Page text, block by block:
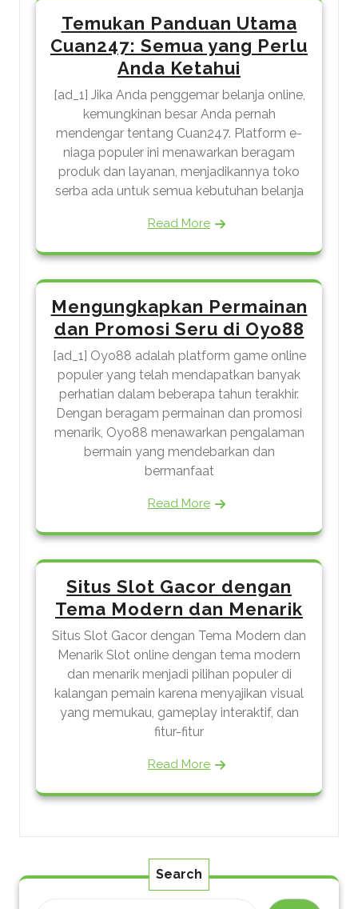
Temukan Panduan Utama
Cuan247: Semua yang Perlu
Anda Ketahui
[ad_1] Jika Anda penggemar belanja online,
kemungkinan besar Anda pernah
mendengar tentang Cuan247. Platform e-
niaga populer ini menawarkan beragam
produk dan layanan, menjadikannya toko
serba ada untuk semua kebutuhan belanja
Read More
Mengungkapkan Permainan
dan Promosi Seru di Oyo88
[ad_1] Oyo88 adalah platform game online
populer yang telah mendapatkan banyak
perhatian dalam beberapa tahun terakhir.
Dengan beragam permainan dan promosi
menarik, Oyo88 menawarkan pengalaman
bermain yang mendebarkan dan
bermanfaat
Read More
Situs Slot Gacor dengan
Tema Modern dan Menarik
Situs Slot Gacor dengan Tema Modern dan
Menarik Slot online dengan tema modern
dan menarik menjadi pilihan populer di
kalangan pemain karena menyajikan visual
yang memukau, gameplay interaktif, dan
fitur-fitur
Read More
Search